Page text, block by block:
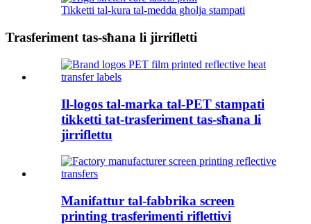
Tikketti tal-kura tal-medda għolja stampati
Trasferiment tas-sħana li jirrifletti
Il-logos tal-marka tal-PET stampati
tikketti tat-trasferiment tas-sħana li
jirriflettu
Manifattur tal-fabbrika screen
printing trasferimenti riflettivi